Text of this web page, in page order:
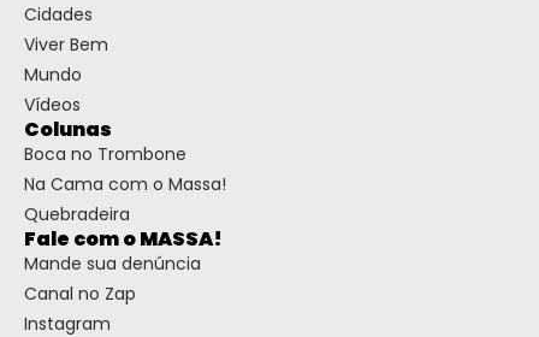
Cidades
Viver Bem
Mundo
Vídeos
Colunas
Boca no Trombone
Na Cama com o Massa!
Quebradeira
Fale com o MASSA!
Mande sua denúncia
Canal no Zap
Instagram